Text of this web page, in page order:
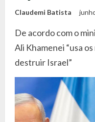
Claudemi Batista
De acordo com o
Ali Khamenei “usa
destruir Israel”